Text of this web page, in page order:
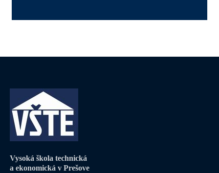
Vysoká škola technická
a ekonomická v Prešove